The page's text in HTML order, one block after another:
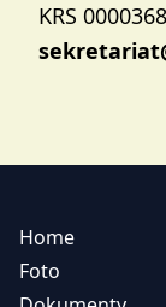
KRS
Home
Foto